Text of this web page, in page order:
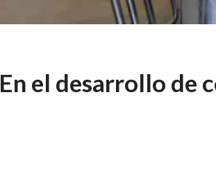
En el desarrollo de